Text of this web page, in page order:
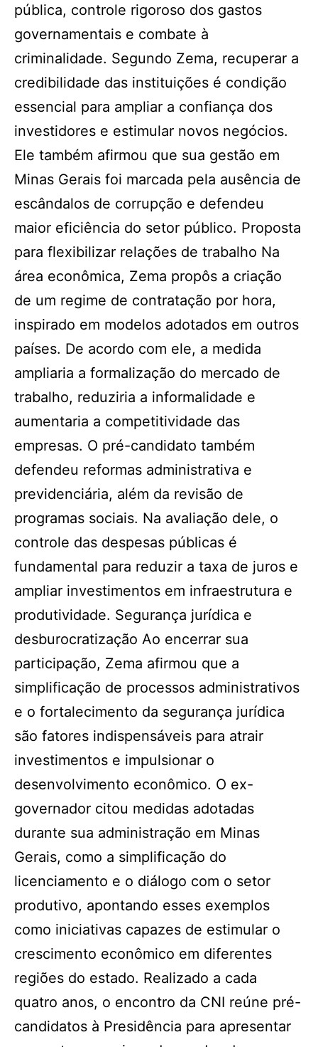
pública, controle rigoroso dos gastos
governamentais e combate à
criminalidade. Segundo Zema, recuperar a
credibilidade das instituições é condição
essencial para ampliar a confiança dos
investidores e estimular novos negócios.
Ele também afirmou que sua gestão em
Minas Gerais foi marcada pela ausência de
escândalos de corrupção e defendeu
maior eficiência do setor público. Proposta
para flexibilizar relações de trabalho Na
área econômica, Zema propôs a criação
de um regime de contratação por hora,
inspirado em modelos adotados em outros
países. De acordo com ele, a medida
ampliaria a formalização do mercado de
trabalho, reduziria a informalidade e
aumentaria a competitividade das
empresas. O pré-candidato também
defendeu reformas administrativa e
previdenciária, além da revisão de
programas sociais. Na avaliação dele, o
controle das despesas públicas é
fundamental para reduzir a taxa de juros e
ampliar investimentos em infraestrutura e
produtividade. Segurança jurídica e
desburocratização Ao encerrar sua
participação, Zema afirmou que a
simplificação de processos administrativos
e o fortalecimento da segurança jurídica
são fatores indispensáveis para atrair
investimentos e impulsionar o
desenvolvimento econômico. O ex-
governador citou medidas adotadas
durante sua administração em Minas
Gerais, como a simplificação do
licenciamento e o diálogo com o setor
produtivo, apontando esses exemplos
como iniciativas capazes de estimular o
crescimento econômico em diferentes
regiões do estado. Realizado a cada
quatro anos, o encontro da CNI reúne pré-
candidatos à Presidência para apresentar